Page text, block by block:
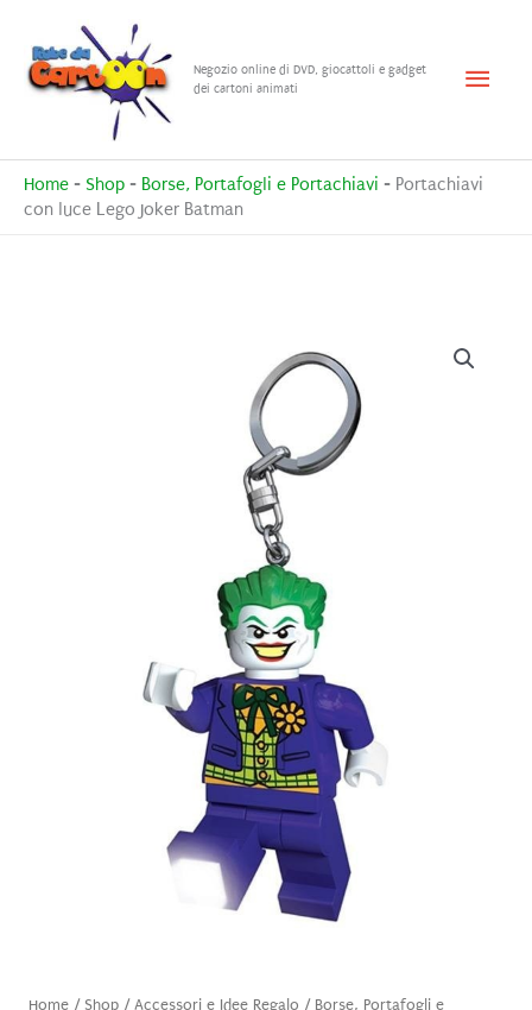
contenuto
Negozio online di DVD, giocattoli e gadget
dei cartoni animati
Menu
Home - Shop - Borse, Portafogli e Portachiavi - Portachiavi
con luce Lego Joker Batman
Home/ Shop/Accessori e Idee Regalo / Borse, Portafogli e